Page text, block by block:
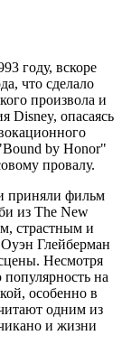
году, вскоре
что сделало
произвола и
Disney, опасаясь
by Honor"
провалу.
приняли фильм
из The New
страстным и
Глейберман
Несмотря
на
особенно в
одним из
и жизни